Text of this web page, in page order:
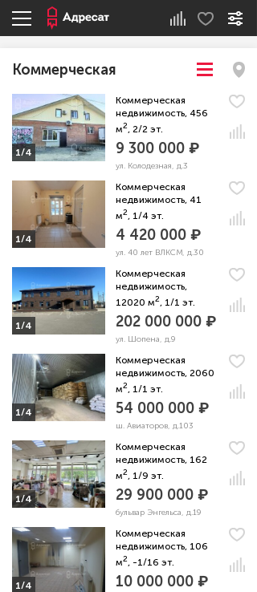
Коммерческая
1/4
Коммерческая
недвижимость, 456
м2, 2/2 эт.
9 300 000 ₽
ул. Колодезная, д.3
1/4
Коммерческая
недвижимость, 41
м2, 1/4 эт.
4 420 000 ₽
ул. 40 лет ВЛКСМ, д.30
1/4
Коммерческая
недвижимость,
12020 м2, 1/1 эт.
202 000 000 ₽
ул. Шопена, д.9
1/4
Коммерческая
недвижимость, 2060
м2, 1/1 эт.
54 000 000 ₽
ш. Авиаторов, д.103
1/4
Коммерческая
недвижимость, 162
м2, 1/9 эт.
29 900 000 ₽
бульвар Энгельса, д.19
1/4
Коммерческая
недвижимость, 106
м2, -1/16 эт.
10 000 000 ₽